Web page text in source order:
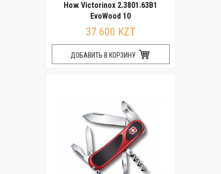
Нож Victorinox 2.3801.63B1
EvoWood 10
37 600 KZT
ДОБАВИТЬ В КОРЗИНУ